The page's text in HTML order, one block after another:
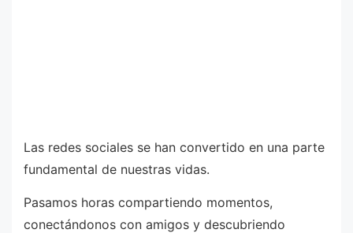
Las redes sociales se han convertido en una parte
fundamental de nuestras vidas.
Pasamos horas compartiendo momentos,
conectándonos con amigos y descubriendo